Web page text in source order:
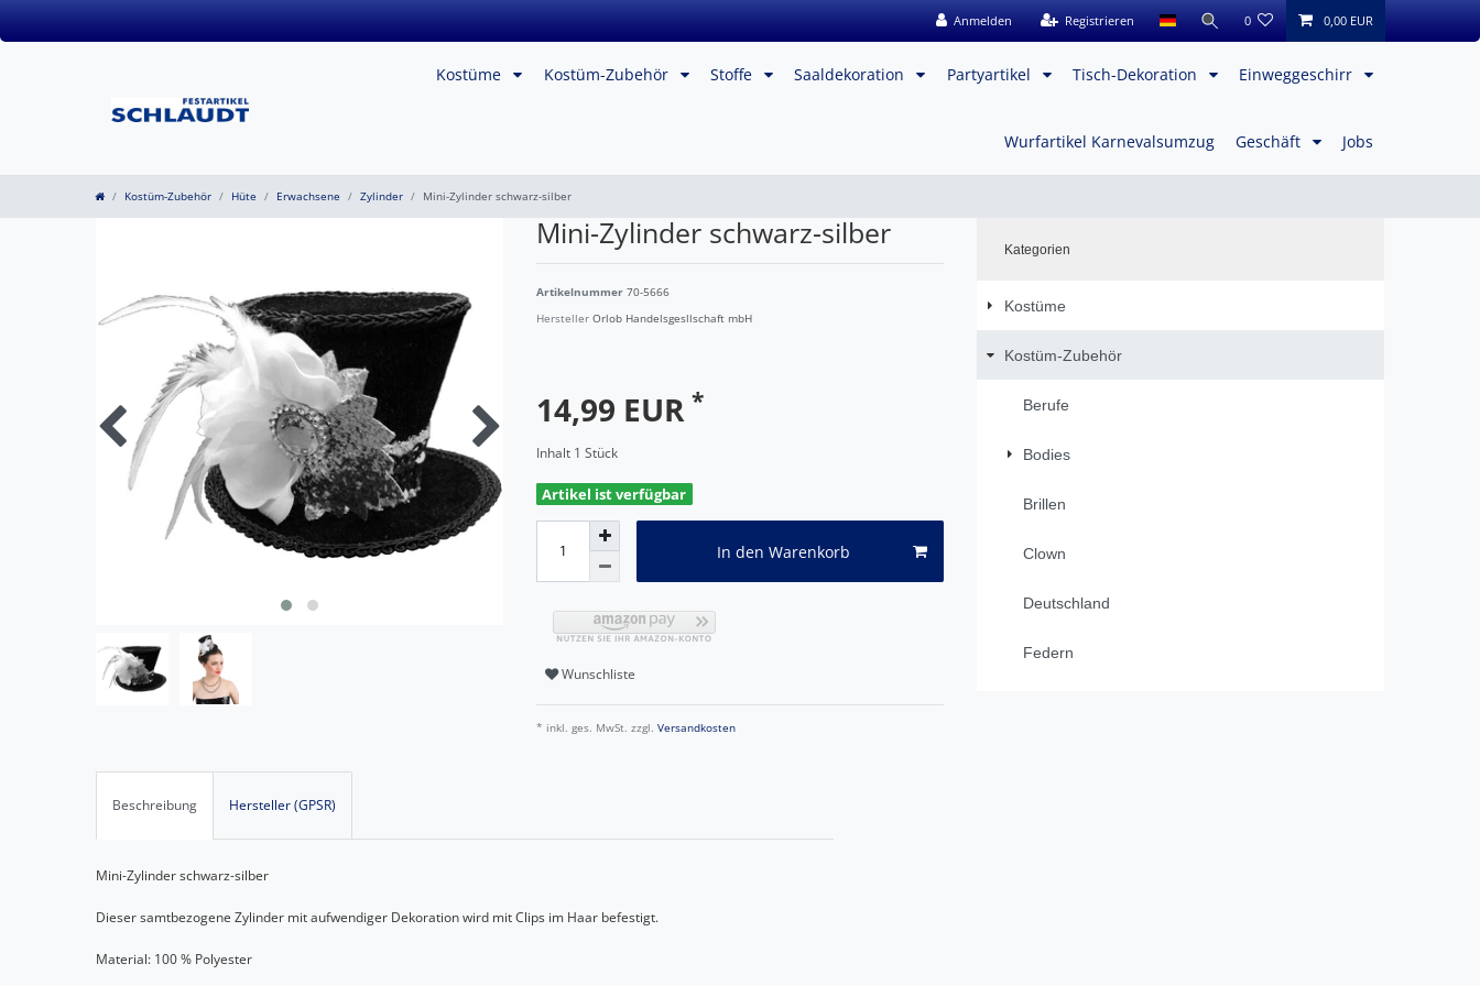
Anmelden Registrieren 0 0,00 EUR
Kostüme Kostüm-Zubehör Stoffe Saaldekoration Partyartikel Tisch-Dekoration Einweggeschirr
Wurfartikel Karnevalsumzug Geschäft Jobs
Kostüm-Zubehör Hüte Erwachsene Zylinder Mini-Zylinder schwarz-silber
Mini-Zylinder schwarz-silber
Artikelnummer 70-5666
Hersteller Orlob Handelsgesllschaft mbH
14,99 EUR *
Inhalt 1 Stück
Artikel ist verfügbar
In den Warenkorb
Wunschliste
* inkl. ges. MwSt. zzgl. Versandkosten
Kategorien
Kostüme
Kostüm-Zubehör
Berufe
Bodies
Brillen
Clown
Deutschland
Federn
Beschreibung Hersteller (GPSR)
Mini-Zylinder schwarz-silber
Dieser samtbezogene Zylinder mit aufwendiger Dekoration wird mit Clips im Haar befestigt.
Material: 100 % Polyester